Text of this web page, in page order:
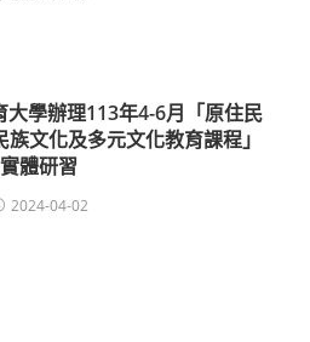
大學辦理113年4-6月「原住民
文化及多元文化教育課程」
實體研習
2024-04-02